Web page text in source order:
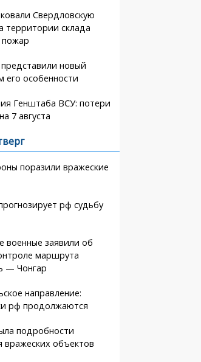
Свердловскую
территории склада
пожар
новый
его особенности
Генштаба ВСУ: потери
7 августа
поразили вражеские
рф судьбу
военные заявили об
маршрута
— Чонгар
направление:
рф продолжаются
подробности
вражеских объектов